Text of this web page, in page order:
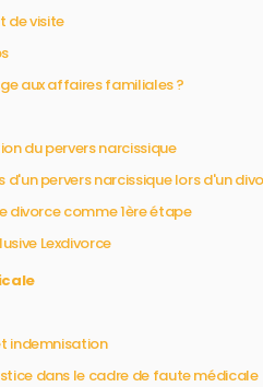
de visite
aux affaires familiales ?
du pervers narcissique
d'un pervers narcissique lors d'un
divorce comme 1ère étape
Lexdivorce
indemnisation
dans le cadre de faute médicale